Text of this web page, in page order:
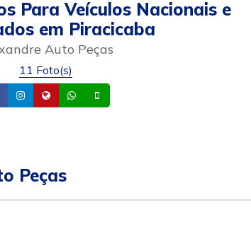
Para Veículos Nacionais e
em Piracicaba
Auto Peças
11 Foto(s)
FacebookInstagram
Site Whatsapp
Peças